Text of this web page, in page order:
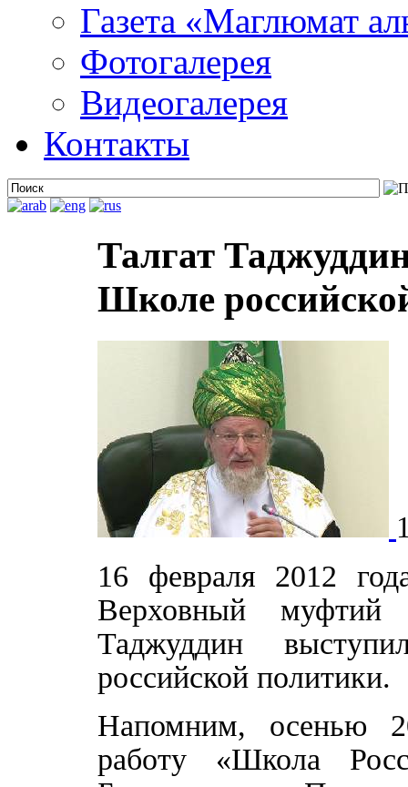
Газета «Маглюмат
Фотогалерея
Видеогалерея
Контакты
Талгат
Школе
16 февраля 2012
Верховный муфтий
Таджуддин
российской политики.
Напомним, осенью
работу «Школа